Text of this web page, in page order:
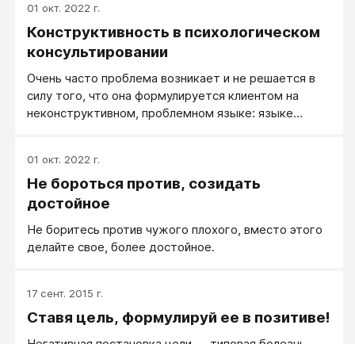
результативнее.
01 окт. 2022 г.
Конструктивность в психологическом
консультировании
Очень часто проблема возникает и не решается в
силу того, что она формулируется клиентом на
неконструктивном, проблемном языке: языке
остается вместе с клиентом только в рамках этого
языка, он решения не найдет также. Если же
проблемная ситуация будет переформулирована на
действий) и на язык позитива, решение возможно.
01 окт. 2022 г.
Не бороться против, созидать
достойное
Не боритесь против чужого плохого, вместо этого
делайте свое, более достойное.
17 сент. 2015 г.
Ставя цель, формулируй ее в позитиве!